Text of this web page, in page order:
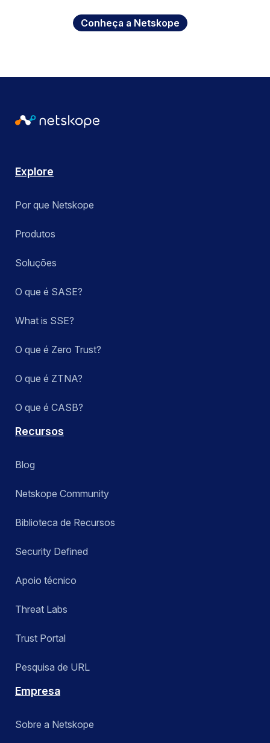
Conheça a Netskope
Explore
Por que Netskope
Produtos
Soluções
O que é SASE?
What is SSE?
O que é Zero Trust?
O que é ZTNA?
O que é CASB?
Recursos
Blog
Netskope Community
Biblioteca de Recursos
Security Defined
Apoio técnico
Threat Labs
Trust Portal
Pesquisa de URL
Empresa
Sobre a Netskope